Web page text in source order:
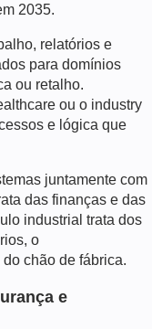
2035.
relatórios e
para domínios
ou retalho.
ou o industry
e lógica que
juntamente com
das finanças e das
industrial trata dos
o
chão de fábrica.
e